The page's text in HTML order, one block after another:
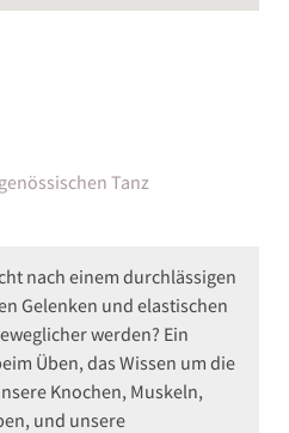
Tanz
nach einem durchlässigen
Gelenken und elastischen
werden? Ein
Üben, das Wissen um die
Knochen, Muskeln,
und unsere